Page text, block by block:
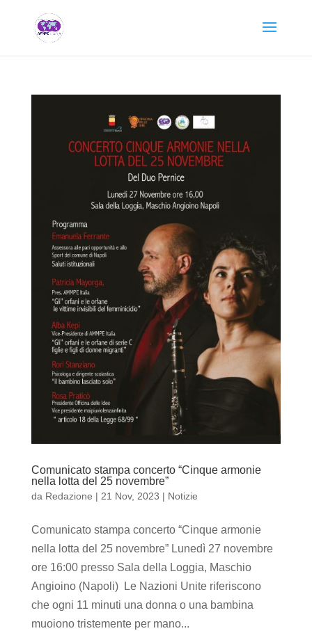
Comunicato stampa concerto “Cinque armonie
nella lotta del 25 novembre”
da Redazione | 21 Nov, 2023 | Notizie
Comunicato stampa concerto “Cinque armonie
nella lotta del 25 novembre” Lunedì 27 novembre
ore 16:00 presso Sala della Loggia, Maschio
Angioino (Napoli) Le Nazioni Unite riferiscono
che ogni 11 minuti una donna o una bambina
muoiono tristemente per mano...